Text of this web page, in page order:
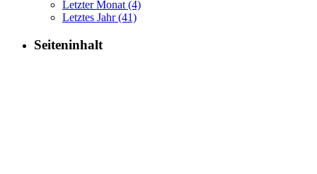
Letzter Monat (4)
Letztes Jahr(41)
Seiteninhalt